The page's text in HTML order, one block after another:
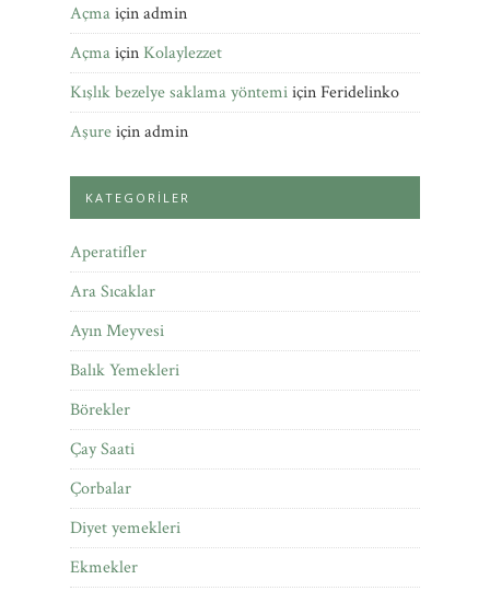
Açmaiçinadmin
Açmaiçin Kolaylezzet
Kışlık bezelye saklama yöntemiiçinFeridelinko
Aşureiçinadmin
KATEGORILER
Aperatifler
Ara Sıcaklar
Ayın Meyvesi
Balık Yemekleri
Börekler
Çay Saati
Çorbalar
Diyet yemekleri
Ekmekler